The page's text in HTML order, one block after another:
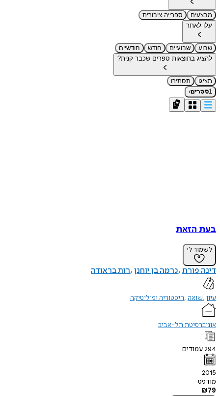
מבצעים
ספרייה ציבורית
עלו לאתר
שבוע שבועיים חודש
חודשיים
להציג בתוצאות ספרים שכבר קנית?
תציגו
תסתירו
1ספרים›
בעת הזאת
לשמור לי
דינה פורת כרמה בן יוחנן רות בראודה
עיון שואה היסטוריה ופוליטיקה
אוניברסיטת תל-אביב
294עמודים
2015
מודפס
₪79